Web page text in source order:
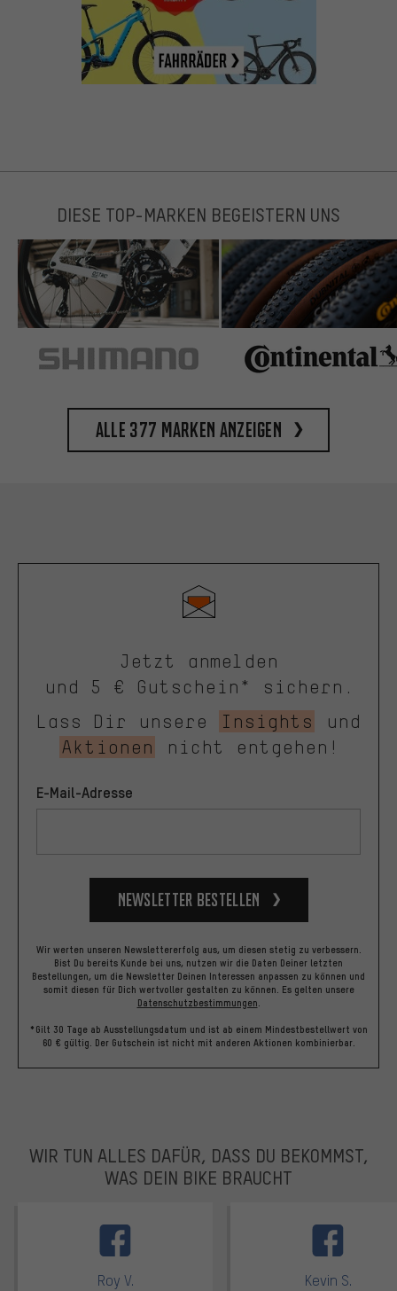
DIESE TOP-MARKEN BEGEISTERN UNS
Alle 377 Marken anzeigen
Jetzt anmelden
und 5 € Gutschein* sichern.
Lass Dir unsere
Insights
und
Aktionen
nicht entgehen!
E-Mail-Adresse
Newsletter bestellen
Wir werten unseren Newslettererfolg aus, um diesen stetig zu verbessern.
Bist Du bereits Kunde bei uns, nutzen wir die Daten Deiner letzten
Bestellungen, um die Newsletter Deinen Interessen anpassen zu können und
somit diesen für Dich wertvoller gestalten zu können. Es gelten unsere
Datenschutzbestimmungen
*Gilt 30 Tage ab Ausstellungsdatum und ist ab einem Mindestbestellwert von
60 € gültig. Der Gutschein ist nicht mit anderen Aktionen kombinierbar.
WIR TUN ALLES DAFÜR, DASS DU BEKOMMST,
WAS DEIN BIKE BRAUCHT
Roy V. Kevin S.